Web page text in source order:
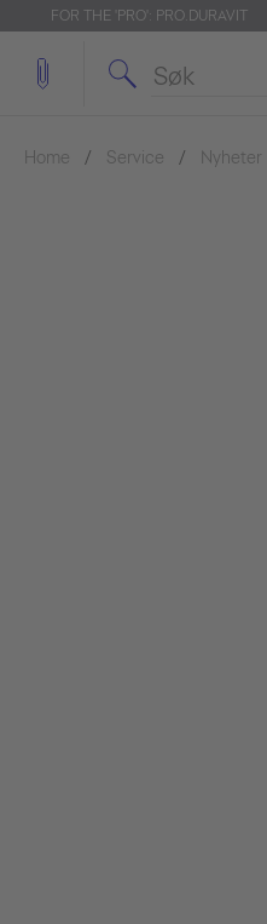
FOR THE 'PRO': PRO.DURAVIT
Home Service Nyheter